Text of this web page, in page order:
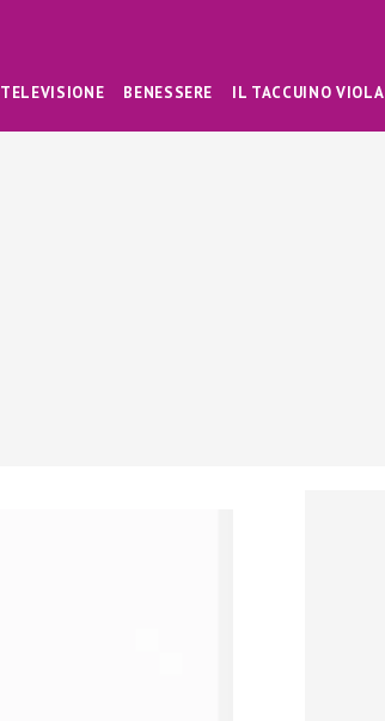
TELEVISIONE BENESSERE IL TACCUINO VIOLA